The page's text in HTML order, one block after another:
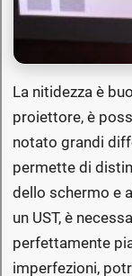
La nitidezza è
proiettore, è
notato grandi
permette di
dello schermo e
un UST, è
perfettamente
imperfezioni,